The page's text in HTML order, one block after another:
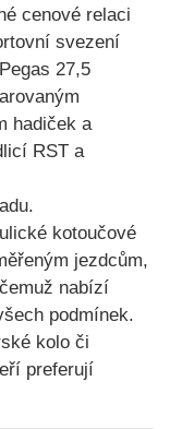
cenové relaci
svezení
27,5
hadiček a
RST a
kotoučové
jezdcům,
nabízí
podmínek.
kolo či
preferují